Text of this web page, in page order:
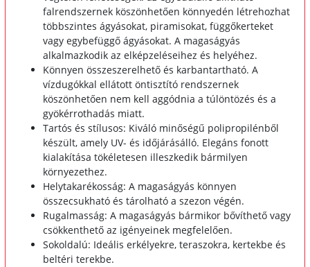
falrendszernek köszönhetően könnyedén létrehozhat
többszintes ágyásokat, piramisokat, függőkerteket
vagy egybefüggő ágyásokat. A magaságyás
alkalmazkodik az elképzeléseihez és helyéhez.
Könnyen összeszerelhető és karbantartható. A
vízdugókkal ellátott öntisztító rendszernek
köszönhetően nem kell aggódnia a túlöntözés és a
gyökérrothadás miatt.
Tartós és stílusos: Kiváló minőségű polipropilénből
készült, amely UV- és időjárásálló. Elegáns fonott
kialakítása tökéletesen illeszkedik bármilyen
környezethez.
Helytakarékosság: A magaságyás könnyen
összecsukható és tárolható a szezon végén.
Rugalmasság: A magaságyás bármikor bővíthető vagy
csökkenthető az igényeinek megfelelően.
Sokoldalú: Ideális erkélyekre, teraszokra, kertekbe és
beltéri terekbe.